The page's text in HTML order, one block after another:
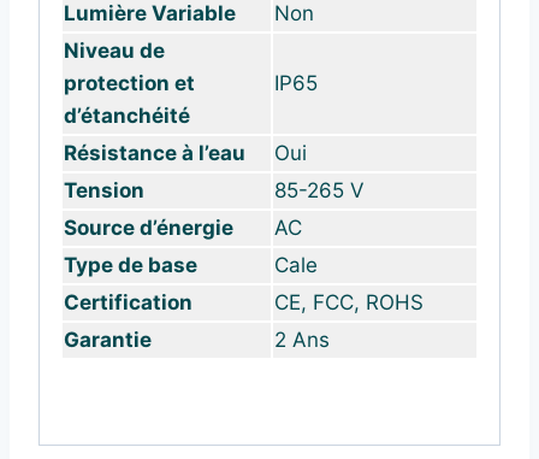
Lumière Variable
Non
Niveau de
protection et
d’étanchéité
IP65
Résistance à l’eau
Oui
Tension
85-265 V
Source d’énergie
AC
Type de base
Cale
Certification
CE, FCC, ROHS
Garantie
2 Ans